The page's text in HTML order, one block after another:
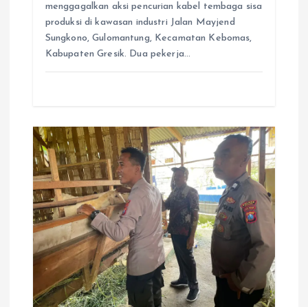
menggagalkan aksi pencurian kabel tembaga sisa
produksi di kawasan industri Jalan Mayjend
Sungkono, Gulomantung, Kecamatan Kebomas,
Kabupaten Gresik. Dua pekerja…